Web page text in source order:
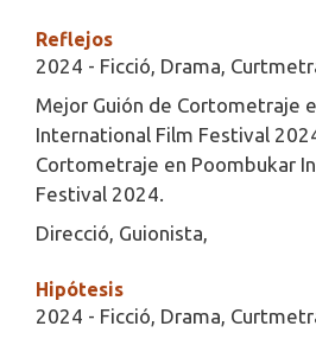
Reflejos
2024 - Ficció, Drama,
Mejor Guión de Cortometraje
International Film Festival
Cortometraje en Poombukar
Festival 2024.
Direcció, Guionista,
Hipótesis
2024 - Ficció, Drama,